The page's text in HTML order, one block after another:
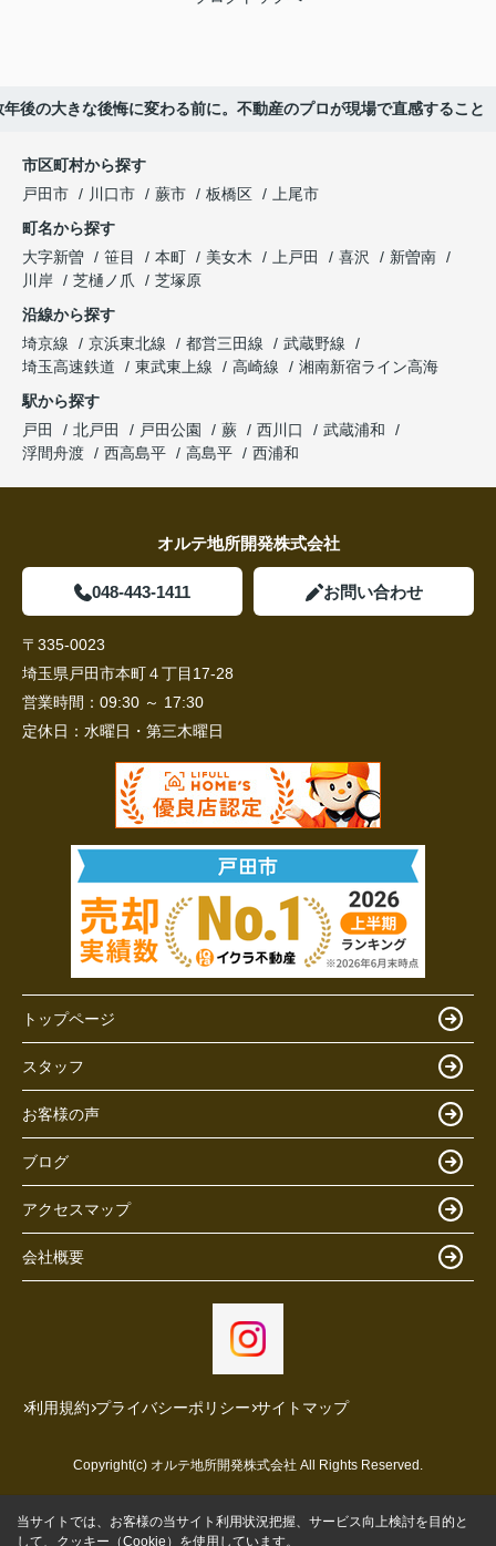
後の大きな後悔に変わる前に。不動産のプロが現場で直感すること
市区町村から探す
戸田市
川口市 蕨市 板橋区
上尾市
町名から探す
大字新曽
笹目 本町 美女木 上戸田 喜沢
新曽南
川岸
芝樋ノ爪
芝塚原
沿線から探す
埼京線
京浜東北線 都営三田線
武蔵野線
埼玉高速鉄道
東武東上線 高崎線
湘南新宿ライン高海
駅から探す
戸田
北戸田 戸田公園 蕨 西川口
武蔵浦和
浮間舟渡
西高島平 高島平 西浦和
オルテ地所開発株式会社
048-443-1411 お問い合わせ
〒335-0023
埼玉県戸田市本町４丁目17-28
営業時間： 09:30 ～ 17:30
定休日： 水曜日・第三木曜日
トップページ
スタッフ
お客様の声
ブログ
アクセスマップ
会社概要
利用規約 プライバシーポリシー サイトマップ
Copyright(c) オルテ地所開発株式会社 All Rights Reserved.
当サイトでは、お客様の当サイト利用状況把握、サービス向上検討を目的と
して、クッキー（Cookie）を使用しています。